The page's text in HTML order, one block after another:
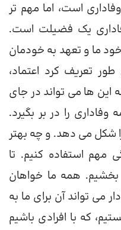
است، اما مهم تر
یک فضیلت است.
ما و تعهد به خودمان
تعریف کرد اعتماد،
این ها می تواند در جای
را در بر بگیرد.
شکل می دهد. و چه بهتر
مهم استفاده کنیم. تا
بخشیم. همه ما خواهان
می تواند آن برای ما به
که با افرادی باشیم